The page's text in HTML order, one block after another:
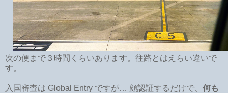
次の便まで３時間くらいあります。往路とはえらい違いで
す。
入国審査は Global Entry ですが… 顔認証するだけで、 何も